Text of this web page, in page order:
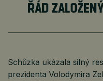
ŘÁD
Schůzka ukázala silný
prezidenta Volodymira